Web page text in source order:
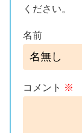
ください。
名前
コメント ※